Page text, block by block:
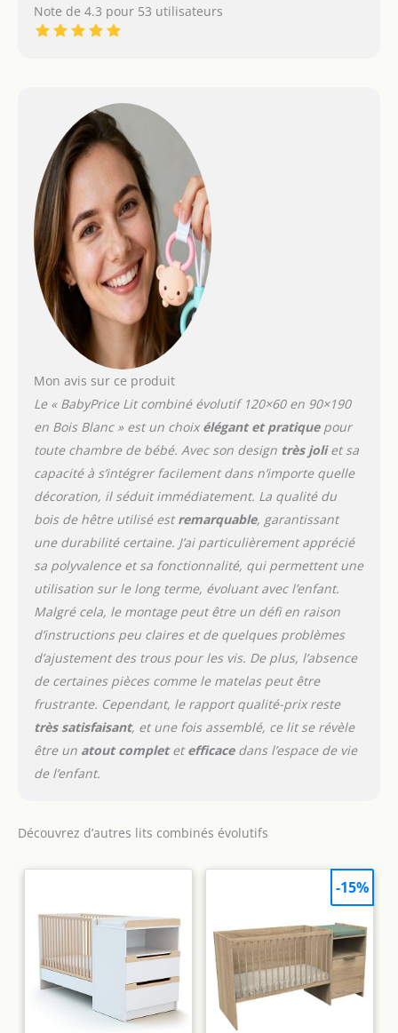
Note de 4.3 pour 53 utilisateurs
Mon avis sur ce produit
Le « BabyPrice Lit combiné évolutif 120×60 en 90×190
en Bois Blanc » est un choixélégant et pratiquepour
toute chambre de bébé. Avec son design très joliet sa
capacité à s’intégrer facilement dans n’importe quelle
décoration, il séduit immédiatement. La qualité du
bois de hêtre utilisé estremarquable, garantissant
une durabilité certaine. J’ai particulièrement apprécié
sa polyvalence et sa fonctionnalité, qui permettent une
utilisation sur le long terme, évoluant avec l’enfant.
Malgré cela, le montage peut être un défi en raison
d’instructions peu claires et de quelques problèmes
d’ajustement des trous pour les vis. De plus, l’absence
de certaines pièces comme le matelas peut être
frustrante. Cependant, le rapport qualité-prix reste
très satisfaisant, et une fois assemblé, ce lit se révèle
être un atout completetefficacedans l’espace de vie
de l’enfant.
Découvrez d’autres lits combinés évolutifs
-15%